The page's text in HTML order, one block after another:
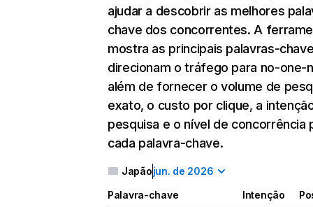
ajudar a descobrir as melhores
chave dos concorrentes. A
mostra as principais palavras-
direcionam o tráfego para no-one-
além de fornecer o volume de
exato, o custo por clique, a
pesquisa e o nível de concorrência
cada palavra-chave.
Japãojun. de 2026
Palavra-chave Intenção